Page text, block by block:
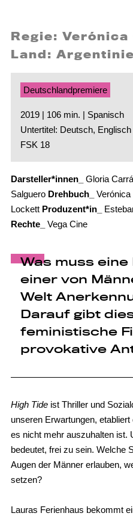
Regie: Verónica
Land:
Deutschlandpremiere
2019 | 106 min. | Spanisch
Untertitel: Deutsch, Englisch
FSK 18
Darsteller*innen_
Gloria
Salguero Drehbuch_ Verónica
Lockett Produzent*in_
Rechte_
Vega Cine
Was muss eine
einer von
Welt
Darauf gibt
feministische
provokative
High Tideist Thriller und
unseren Erwartungen,
es nicht mehr auszuhalten ist.
bedeutet, frei zu sein. Welche
Augen der Männer erlauben,
setzen?
Lauras Ferienhaus bekommt